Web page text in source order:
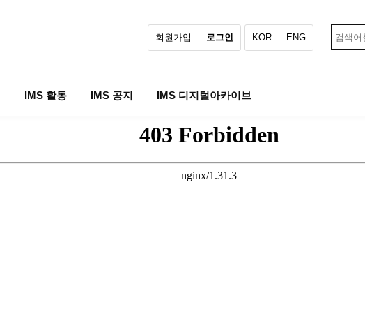
회원가입 로그인 KOR ENG
IMS 활동 IMS 공지 IMS 디지털아카이브